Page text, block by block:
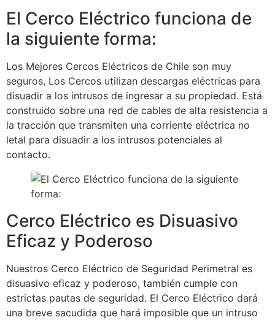
El Cerco Eléctrico funciona de
la siguiente forma:
Los Mejores Cercos Eléctricos de Chile son muy
seguros, Los Cercos utilizan descargas eléctricas para
disuadir a los intrusos de ingresar a su propiedad. Está
construido sobre una red de cables de alta resistencia a
la tracción que transmiten una corriente eléctrica no
letal para disuadir a los intrusos potenciales al
contacto.
Cerco Eléctrico es Disuasivo
Eficaz y Poderoso
Nuestros Cerco Eléctrico de Seguridad Perimetral es
disuasivo eficaz y poderoso, también cumple con
estrictas pautas de seguridad. El Cerco Eléctrico dará
una breve sacudida que hará imposible que un intruso